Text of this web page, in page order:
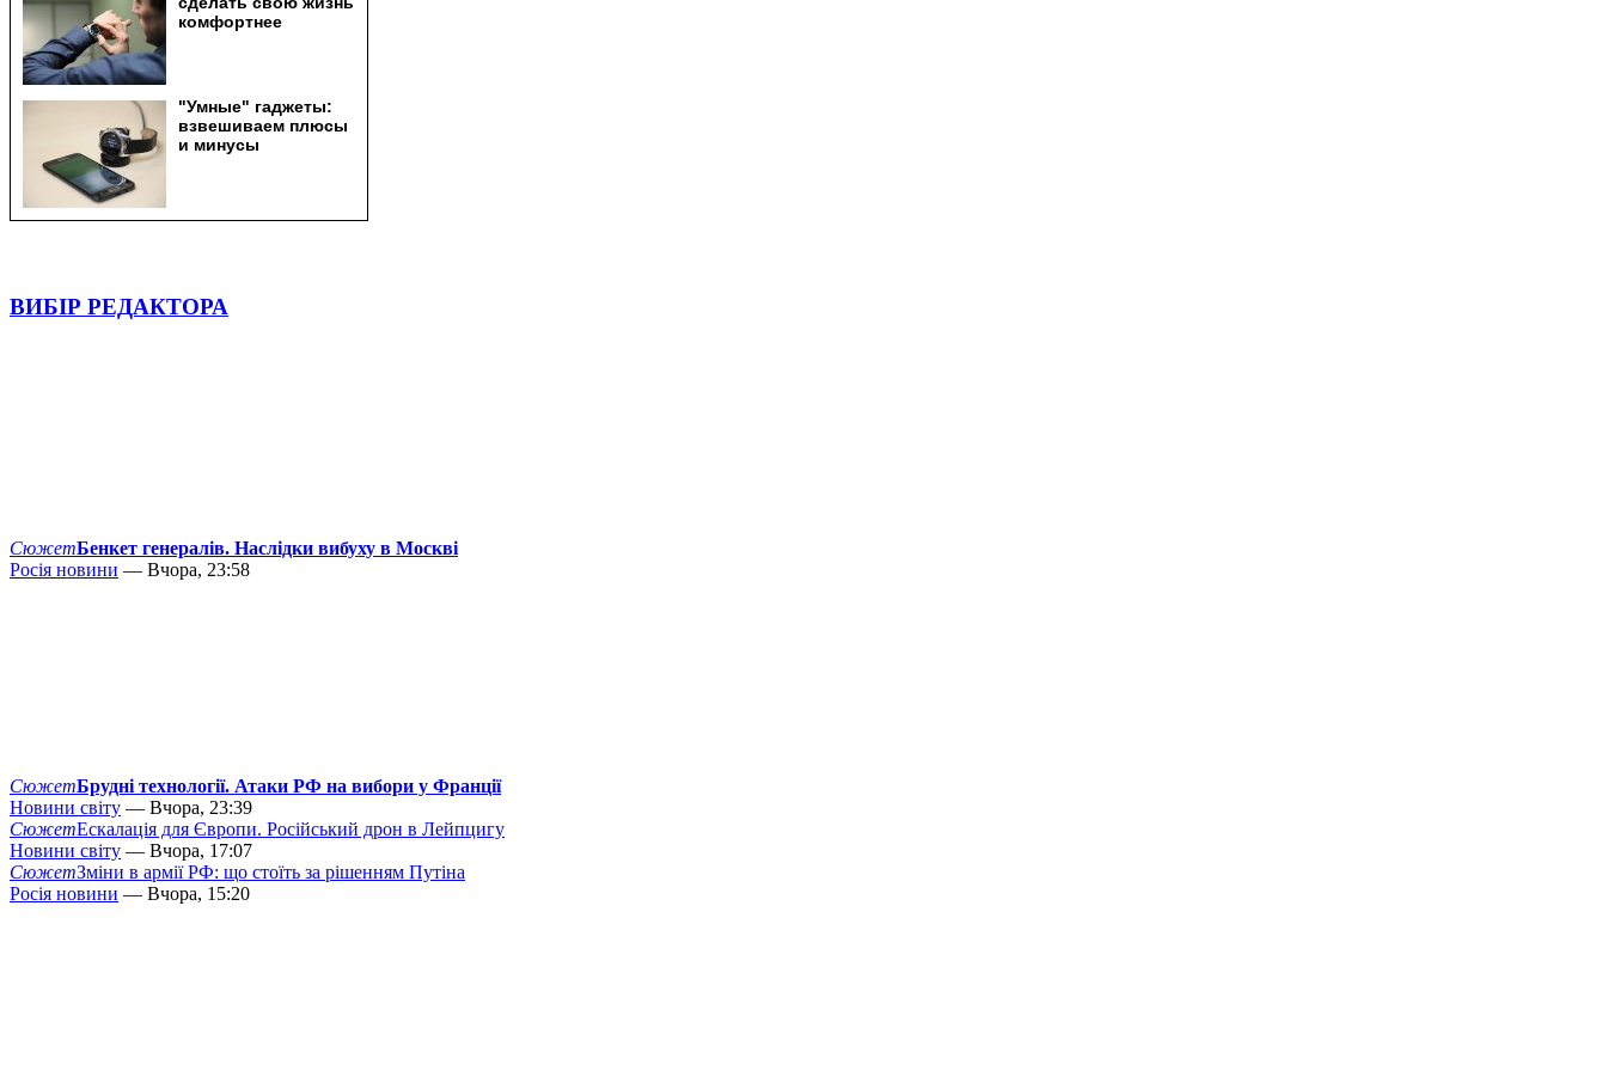
ВИБІР РЕДАКТОРА
СюжетБенкет генералів. Наслідки вибуху в Москві
Росія новини — Вчора, 23:58
СюжетБрудні технології. Атаки РФ на вибори у Франції
Новини світу — Вчора, 23:39
СюжетЕскалація для Європи. Російський дрон в Лейпцигу
Новини світу — Вчора, 17:07
СюжетЗміни в армії РФ: що стоїть за рішенням Путіна
Росія новини — Вчора, 15:20